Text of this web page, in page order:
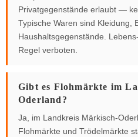
Privatgegenstände erlaubt —
Typische Waren sind Kleidung,
Haushaltsgegenstände.
Regel verboten.
Gibt es Flohmärkte im
Oderland?
Ja, im Landkreis Märkisch-
Flohmärkte und Trödelmärkte